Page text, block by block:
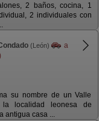
2 baños, cocina, 1
2 individuales con
(León)
a
su nombre de un Valle
localidad leonesa de
antigua casa ...